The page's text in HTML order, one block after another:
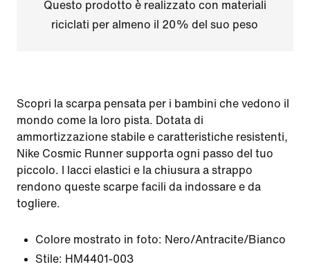
Questo prodotto è realizzato con materiali
riciclati per almeno il 20% del suo peso
Scopri la scarpa pensata per i bambini che vedono il
mondo come la loro pista. Dotata di
ammortizzazione stabile e caratteristiche resistenti,
Nike Cosmic Runner supporta ogni passo del tuo
piccolo. I lacci elastici e la chiusura a strappo
rendono queste scarpe facili da indossare e da
togliere.
Colore mostrato in foto: Nero/Antracite/Bianco
Stile: HM4401-003